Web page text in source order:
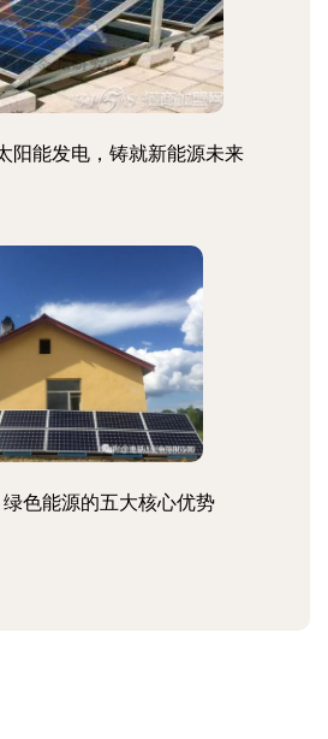
阳能发电，铸就新能源未来
色能源的五大核心优势